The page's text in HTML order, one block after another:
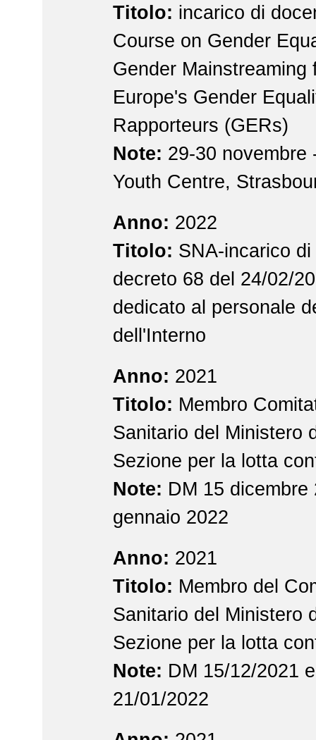
Titolo: incarico di
Course on Gender
Gender Mainstreaming
Europe's Gender
Rapporteurs (GERs)
Note: 29-30 novembre
Youth Centre,
Anno: 2022
Titolo: SNA-incarico
decreto 68 del 24/02/
dedicato al personale
dell'Interno
Anno: 2021
Titolo: Membro
Sanitario del Ministero
Sezione per la lotta
Note: DM 15 dicembre
gennaio 2022
Anno: 2021
Titolo: Membro del
Sanitario del Ministero
Sezione per la lotta
Note: DM 15/12/2021
21/01/2022